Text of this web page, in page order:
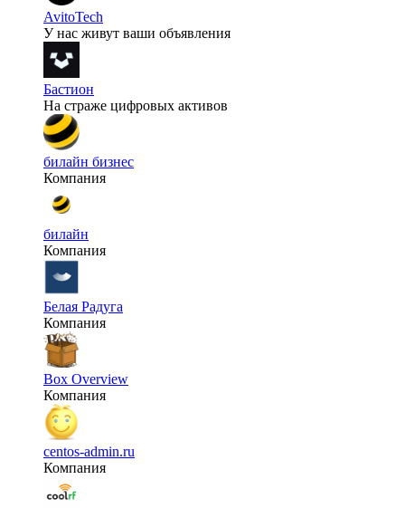
AvitoTech
У нас живут ваши объявления
Бастион
На страже цифровых активов
билайн бизнес
Компания
билайн
Компания
Белая Радуга
Компания
Box Overview
Компания
centos-admin.ru
Компания